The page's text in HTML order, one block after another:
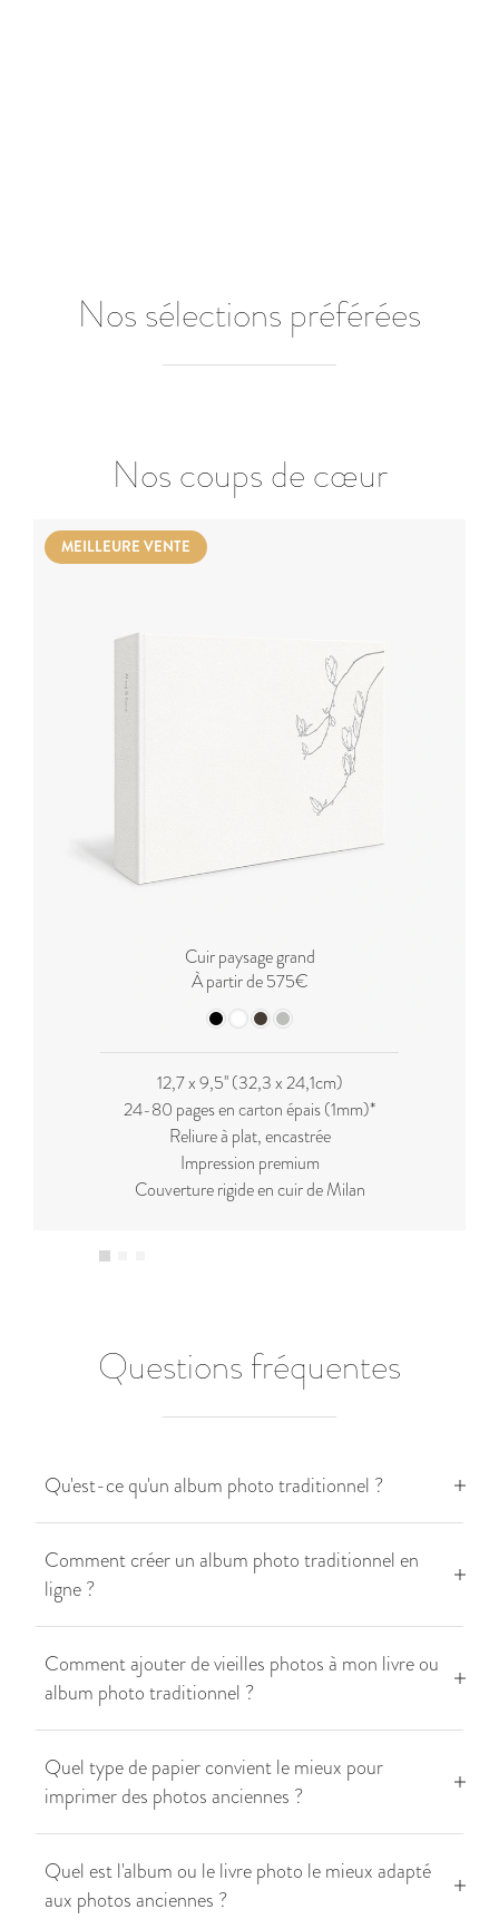
Nos sélections préférées
Nos coups de cœur
MEILLEURE VENTE
Cuir paysage grand
À partir de 575€
12,7 x 9,5'' (32,3 x 24,1cm)
24-80 pages en carton épais (1mm)*
Reliure à plat, encastrée
Impression premium
Couverture rigide en cuir de Milan
Questions fréquentes
Qu'est-ce qu'un album photo traditionnel ?
Comment créer un album photo traditionnel en
ligne ?
Comment ajouter de vieilles photos à mon livre ou
album photo traditionnel ?
Quel type de papier convient le mieux pour
imprimer des photos anciennes ?
Quel est l'album ou le livre photo le mieux adapté
aux photos anciennes ?